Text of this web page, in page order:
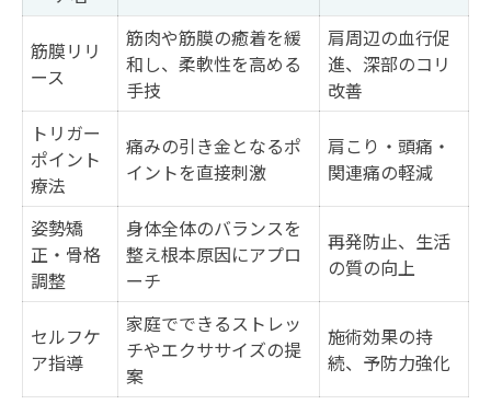
筋膜リリ
ース
筋肉や筋膜の癒着を緩
和し、柔軟性を高める
手技
肩周辺の血行促
進、深部のコリ
改善
トリガー
ポイント
療法
痛みの引き金となるポ
イントを直接刺激
肩こり・頭痛・
関連痛の軽減
姿勢矯
正・骨格
調整
身体全体のバランスを
整え根本原因にアプロ
ーチ
再発防止、生活
の質の向上
セルフケ
ア指導
家庭でできるストレッ
チやエクササイズの提
案
施術効果の持
続、予防力強化